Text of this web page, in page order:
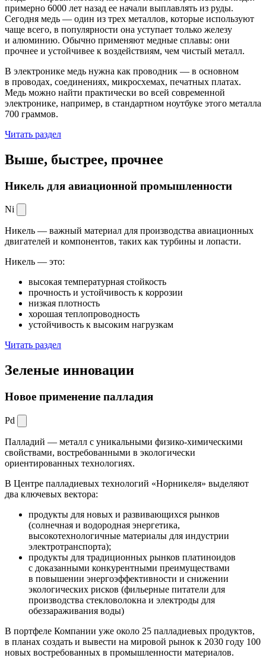
примерно 6000 лет назад ее начали выплавлять из руды.
Сегодня медь — один из трех металлов, которые используют
чаще всего, в популярности она уступает только железу
и алюминию. Обычно применяют медные сплавы: они
прочнее и устойчивее к воздействиям, чем чистый металл.
В электронике медь нужна как проводник — в основном
в проводах, соединениях, микросхемах, печатных платах.
Медь можно найти практически во всей современной
электронике, например, в стандартном ноутбуке этого металла
700 граммов.
Читать раздел
Выше, быстрее, прочнее
Никель для авиационной промышленности
Ni
Никель — важный материал для производства авиационных
двигателей и компонентов, таких как турбины и лопасти.
Никель — это:
высокая температурная стойкость
прочность и устойчивость к коррозии
низкая плотность
хорошая теплопроводность
устойчивость к высоким нагрузкам
Читать раздел
Зеленые инновации
Новое применение палладия
Pd
Палладий — металл с уникальными физико-химическими
свойствами, востребованными в экологически
ориентированных технологиях.
В Центре палладиевых технологий «Норникеля» выделяют
два ключевых вектора:
продукты для новых и развивающихся рынков
(солнечная и водородная энергетика,
высокотехнологичные материалы для индустрии
электротранспорта);
продукты для традиционных рынков платиноидов
с доказанными конкурентными преимуществами
в повышении энергоэффективности и снижении
экологических рисков (фильерные питатели для
производства стекловолокна и электроды для
обеззараживания воды)
В портфеле Компании уже около 25 палладиевых продуктов,
в планах создать и вывести на мировой рынок к 2030 году 100
новых востребованных в промышленности материалов.